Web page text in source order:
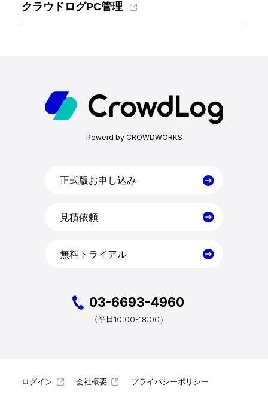
機能一覧
目的・活用シーン
料金
導入事例
コラム
お役立ち資料
資料請求
クラウドログPC管理
Powerd by CROWDWORKS
正式版お申し込み
見積依頼
無料トライアル
03-6693-4960
（平日10:00-18:00）
ログイン 会社概要 プライバシーポリシー